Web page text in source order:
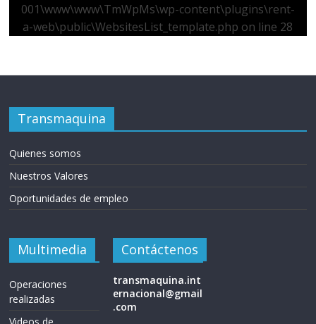
001\www\www\TmWpMs\wp-content\plugins\rent-
a-web\public\WebsitesList_template.php on line 28
Transmaquina
Quienes somos
Nuestros Valores
Oportunidades de empleo
Multimedia
Operaciones
realizadas
Videos de
Contáctenos
transmaquina.int
ernacional@gmail
.com